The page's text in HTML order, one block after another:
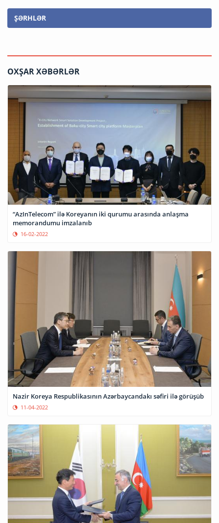
ŞƏRHLƏR
OXŞAR XƏBƏRLƏR
“AzInTelecom” ilə Koreyanın iki qurumu arasında anlaşma
memorandumu imzalanıb
16-02-2022
Nazir Koreya Respublikasının Azərbaycandakı səfiri ilə görüşüb
11-04-2022